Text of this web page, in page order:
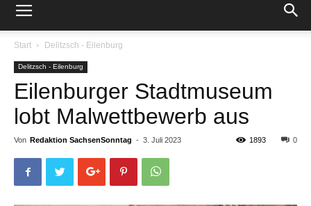
Start Delitzsch - Eilenburg
Delitzsch - Eilenburg
Eilenburger Stadtmuseum
lobt Malwettbewerb aus
Von Redaktion SachsenSonntag - 3. Juli 2023 0
1893